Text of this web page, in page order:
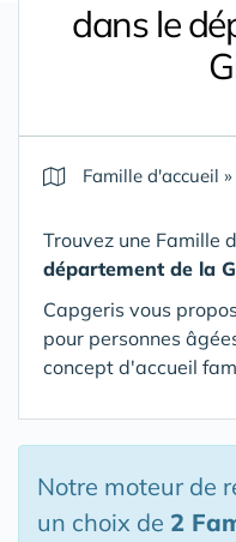
dans le
Famille d'accueil »
Trouvez une Famille
département de la
Capgeris vous
pour personnes
concept d'accueil
Notre moteur de
un choix de 2